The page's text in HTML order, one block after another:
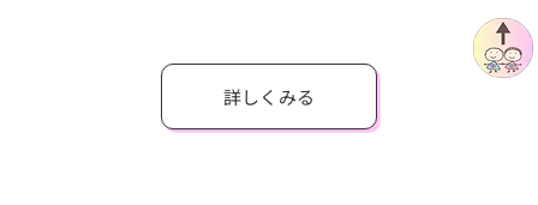
詳しくみる